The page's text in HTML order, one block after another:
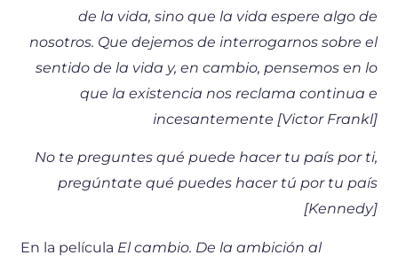
de la vida, sino que la vida espere algo de
nosotros. Que dejemos de interrogarnos sobre el
sentido de la vida y, en cambio, pensemos en lo
que la existencia nos reclama continua e
incesantemente [Victor Frankl]
No te preguntes qué puede hacer tu país por ti,
pregúntate qué puedes hacer tú por tu país
[Kennedy]
En la película El cambio. De la ambición al